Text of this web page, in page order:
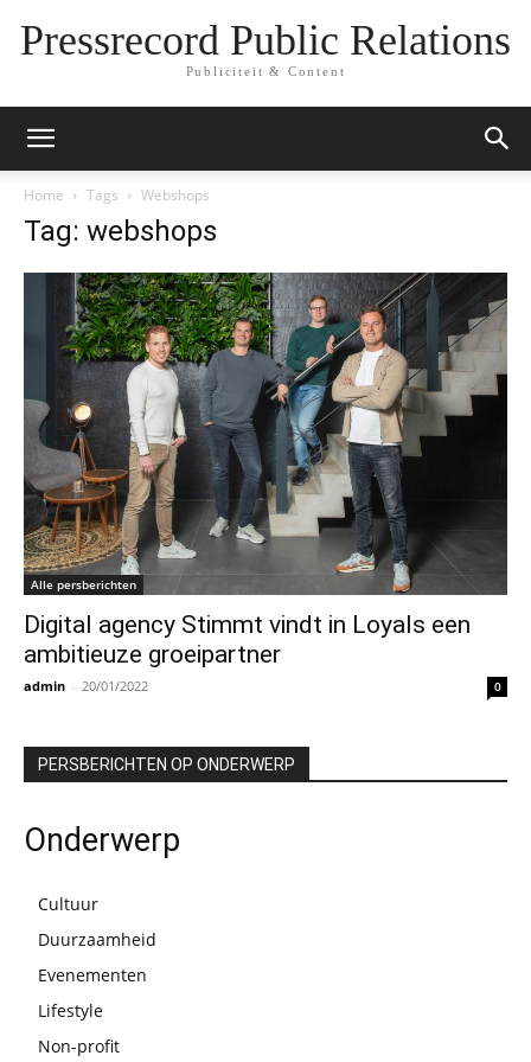
Pressrecord Public Relations
Publiciteit & Content
Home Tags Webshops
Tag: webshops
Alle persberichten
Digital agency Stimmt vindt in Loyals een
ambitieuze groeipartner
admin - 20/01/2022 0
PERSBERICHTEN OP ONDERWERP
Onderwerp
Cultuur
Duurzaamheid
Evenementen
Lifestyle
Non-profit